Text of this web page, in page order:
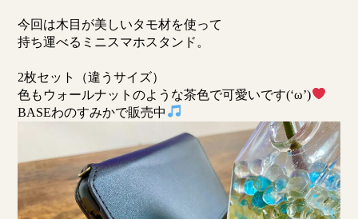
今回は木目が美しいタモ材を使って
持ち運べるミニスマホスタンド。
2枚セット（違うサイズ）
色もウォールナットのような茶色で可愛いです(‘ω’)
BASEわのすみかで販売中